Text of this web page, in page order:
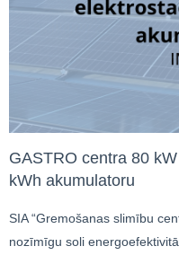
GASTRO centra 80
kWh akumulatoru
SIA “Gremošanas slimību
nozīmīgu soli